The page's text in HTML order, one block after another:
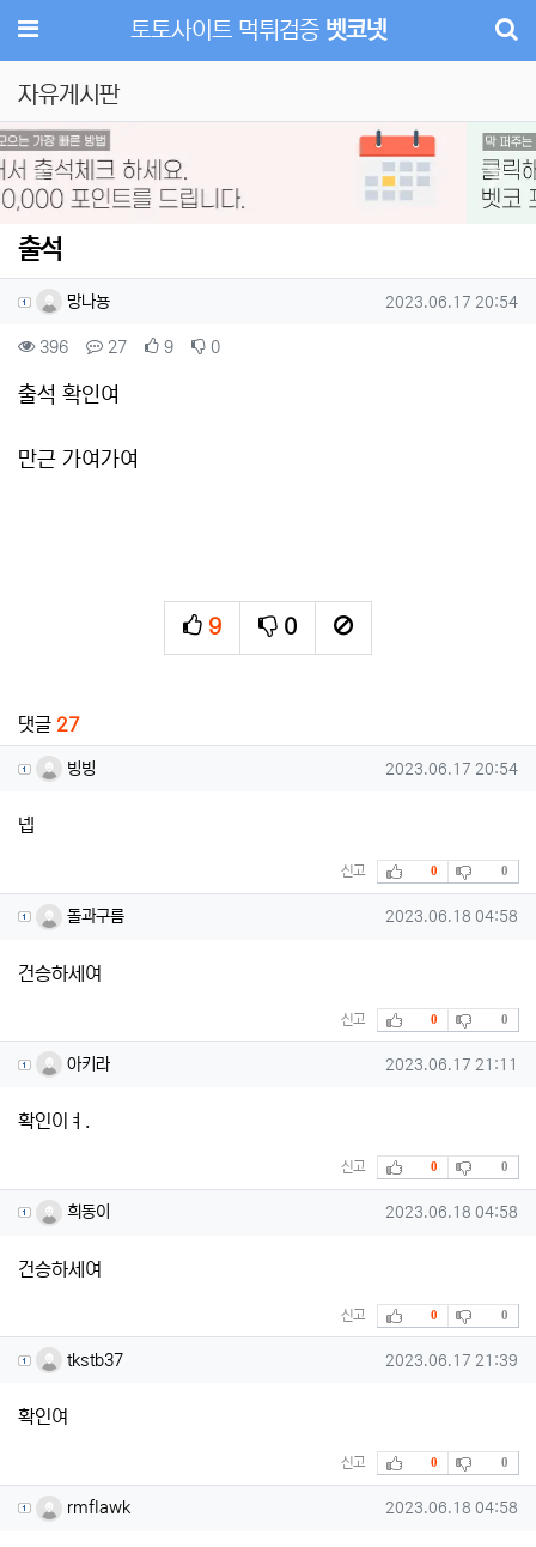
메뉴 토토사이트 먹튀검증 벳코넷
자유게시판
Previous Next
출석
작성자 정보
망나뇽작성 작성일
2023.06.17 20:54
컨텐츠 정보
396조회 27댓글 9추천 0비추천
본문
출석 확인여
만근 가여가여
9
추천
0
비추천신고
댓글 27
빙빙님의 댓글
빙빙 작성일
2023.06.17 20:54
넵
신고 추천
0 비추천
0
돌과구름님의 댓글
돌과구름 작성일
2023.06.18 04:58
건승하세여
신고 추천
0 비추천
0
아키라님의 댓글
아키라 작성일
2023.06.17 21:11
확인이ㅕ.
신고 추천
0 비추천
0
희동이님의 댓글
희동이 작성일
2023.06.18 04:58
건승하세여
신고 추천
0 비추천
0
tkstb37님의 댓글
tkstb37 작성일
2023.06.17 21:39
확인여
신고 추천
0 비추천
0
rmflawk님의 댓글
rmflawk 작성일
2023.06.18 04:58